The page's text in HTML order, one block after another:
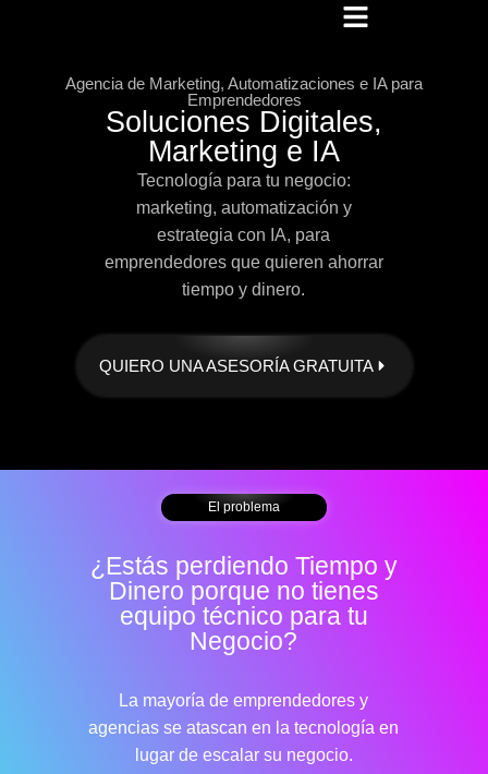
Agencia de Marketing, Automatizaciones e IA para
Emprendedores
Soluciones Digitales,
Marketing e IA
Tecnología para tu negocio:
marketing, automatización y
estrategia con IA, para
emprendedores que quieren ahorrar
tiempo y dinero.
QUIERO UNA ASESORÍA GRATUITA
El problema
¿Estás perdiendo Tiempo y
Dinero porque no tienes
equipo técnico para tu
Negocio?
La mayoría deemprendedores y
agencias se atascan en la tecnología en
lugar de escalar su negocio.